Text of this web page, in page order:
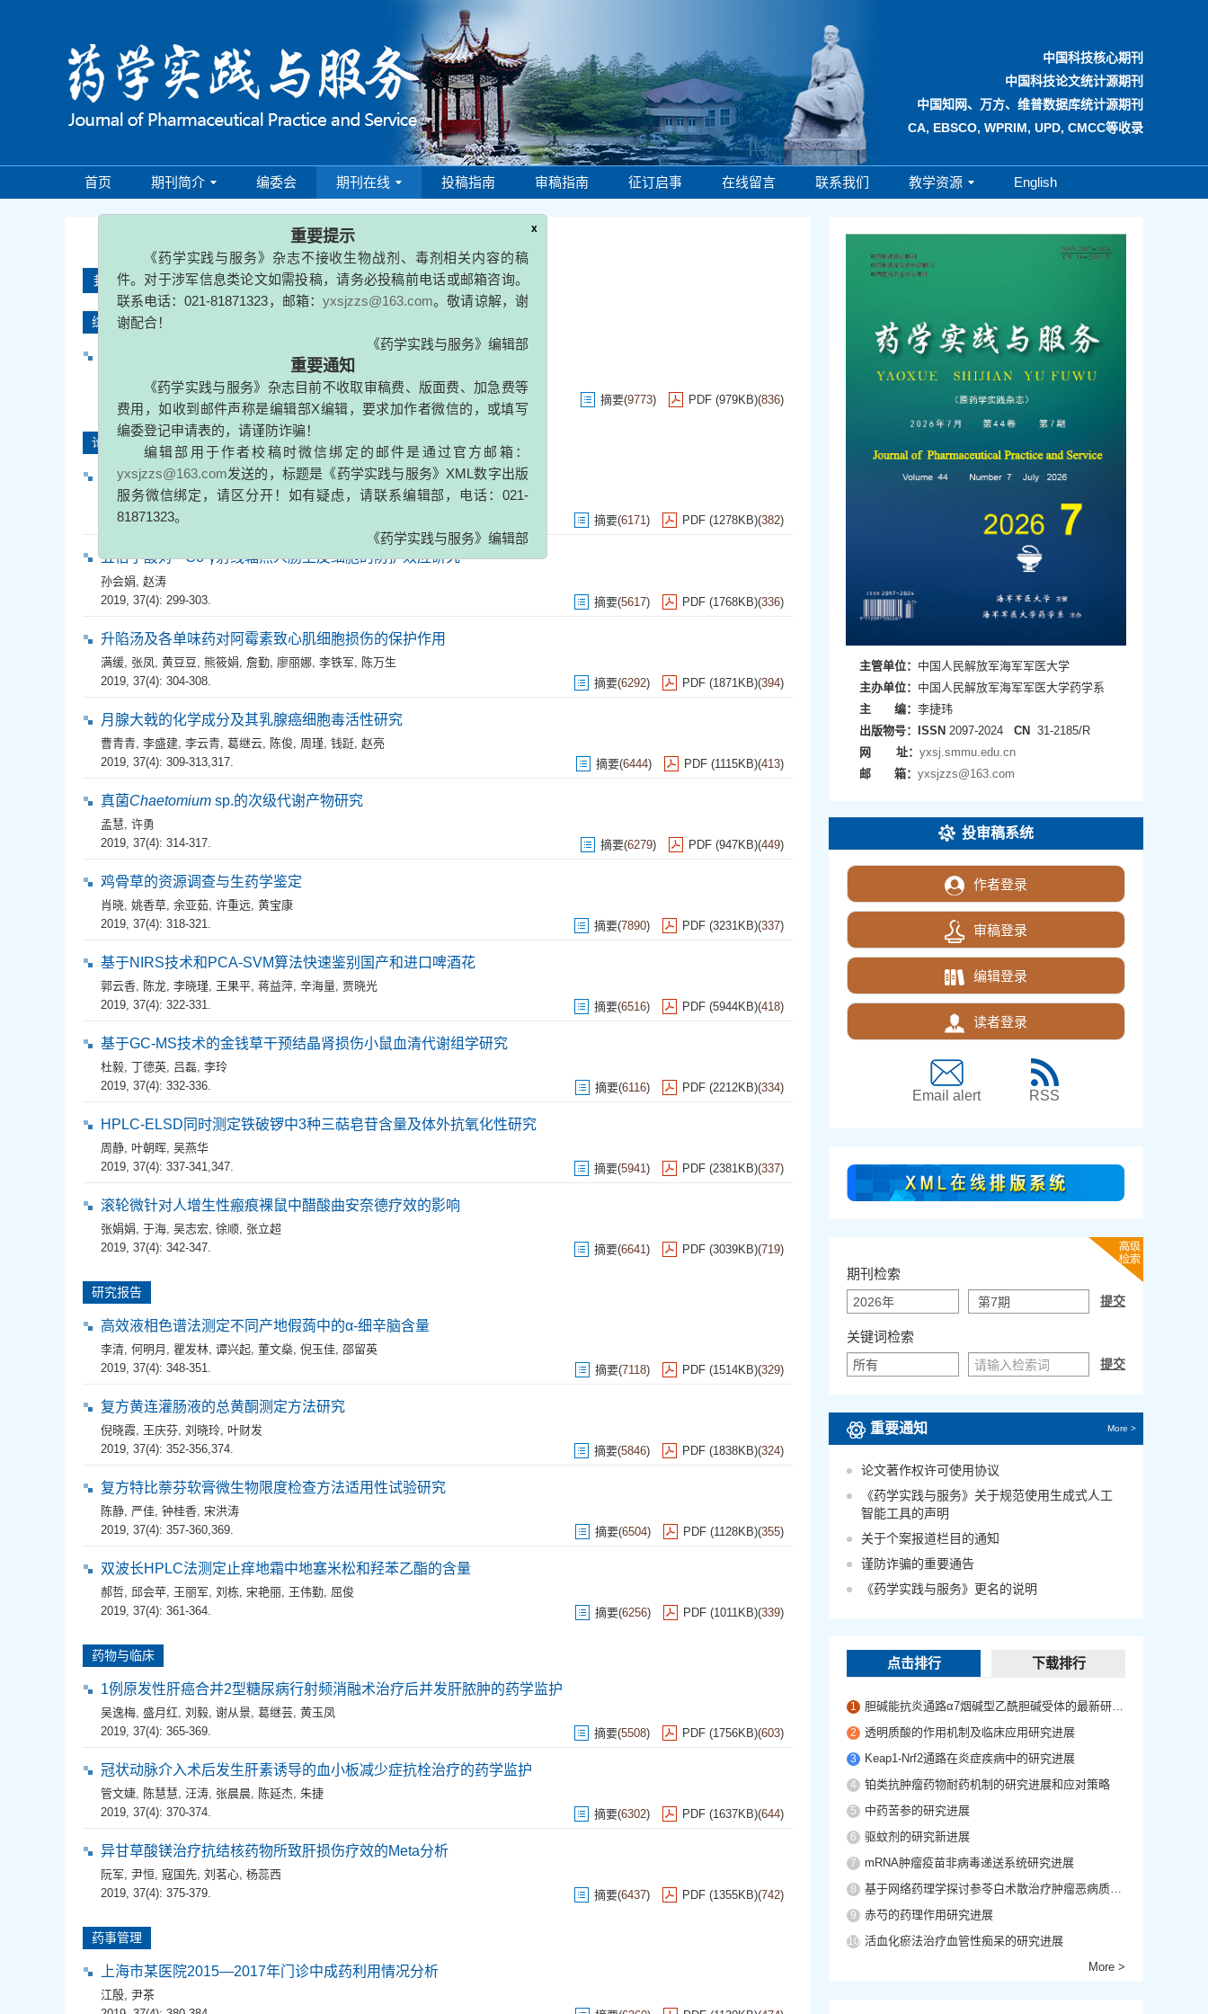
中国科技核心期刊
中国科技论文统计源期刊
中国知网、万方、维普数据库统计源期刊
CA, EBSCO, WPRIM, UPD, CMCC等收录
首页 期刊简介 编委会 期刊在线 投稿指南 审稿指南 征订启事 在线留言 联系我们 教学资源 English
x
《药学实践与服务》杂志不接收生物战剂、毒剂相关内容的稿
件。对于涉军信息类论文如需投稿，请务必投稿前电话或邮箱咨询。
联系电话：021-81871323，邮箱： yxsjzzs@163.com。敬请谅解，谢
谢配合！
重要通知
药学实践与服务》杂志目前不收取审稿费、版面费、加急费等
费用，如收到邮件声称是编辑部X编辑，要求加作者微信的，或填写
编委登记申请表的，请谨防诈骗！
编辑部用于作者校稿时微信绑定的邮件是通过官方邮箱：
yxsjzzs@163.com 发送的，标题是《药学实践与服务》XML数字出版
服务微信绑定，请区分开！如有疑虑，请联系编辑部，电话：021-
81871323。
封面
综述
异烟肼致肝损伤发病机制的研究进展
鲍婕
2019, 37(4): 289-293.
摘要(9773) PDF (979KB)(836)
论著
槟榔醇提物对H9C2心肌细胞的抗缺氧保护作用
赵安鹏,靳婷,王荣
2019, 37(4): 294-298.
摘要(6171) PDF (1278KB)(382)
五倍子酸对 Co-γ射线辐照人肠上皮细胞的防护效应研究
孙会娟, 赵涛
2019, 37(4): 299-303.
摘要(5617) PDF (1768KB)(336)
升陷汤及各单味药对阿霉素致心肌细胞损伤的保护作用
满缓, 张凤, 黄豆豆, 熊筱娟, 詹勤, 廖丽娜, 李铁军, 陈万生
2019, 37(4): 304-308.
摘要(6292) PDF (1871KB)(394)
月腺大戟的化学成分及其乳腺癌细胞毒活性研究
曹青青, 李盛建, 李云青, 葛继云, 陈俊, 周瑾, 钱跹, 赵亮
2019, 37(4): 309-313,317.
摘要(6444) PDF (1115KB)(413)
真菌Chaetomium sp.的次级代谢产物研究
孟慧, 许勇
2019, 37(4): 314-317.
摘要(6279) PDF (947KB)(449)
鸡骨草的资源调查与生药学鉴定
肖晓, 姚香草, 余亚茹, 许重远, 黄宝康
2019, 37(4): 318-321.
摘要(7890) PDF (3231KB)(337)
基于NIRS技术和PCA-SVM算法快速鉴别国产和进口啤酒花
郭云香, 陈龙, 李晓瑾, 王果平, 蒋益萍, 辛海量, 贾晓光
2019, 37(4): 322-331.
摘要(6516) PDF (5944KB)(418)
基于GC-MS技术的金钱草干预结晶肾损伤小鼠血清代谢组学研究
杜毅, 丁德英, 吕磊, 李玲
2019, 37(4): 332-336.
摘要(6116) PDF (2212KB)(334)
HPLC-ELSD同时测定铁破锣中3种三萜皂苷含量及体外抗氧化性研究
周静, 叶朝晖, 吴燕华
2019, 37(4): 337-341,347.
摘要(5941) PDF (2381KB)(337)
滚轮微针对人增生性瘢痕裸鼠中醋酸曲安奈德疗效的影响
张娟娟, 于海, 吴志宏, 徐顺, 张立超
2019, 37(4): 342-347.
摘要(6641) PDF (3039KB)(719)
研究报告
高效液相色谱法测定不同产地假蒟中的α-细辛脑含量
李清, 何明月 , 瞿发林, 谭兴起, 董文燊, 倪玉佳, 邵留英
2019, 37(4): 348-351.
摘要(7118) PDF (1514KB)(329)
复方黄连灌肠液的总黄酮测定方法研究
倪晓霞, 王庆芬, 刘晓玲, 叶财发
2019, 37(4): 352-356,374.
摘要(5846) PDF (1838KB)(324)
复方特比萘芬软膏微生物限度检查方法适用性试验研究
陈静, 严佳, 钟桂香, 宋洪涛
2019, 37(4): 357-360,369.
摘要(6504) PDF (1128KB)(355)
双波长HPLC法测定止痒地霜中地塞米松和羟苯乙酯的含量
郝哲, 邱会苹, 王丽军, 刘栋, 宋艳丽, 王伟勤, 屈俊
2019, 37(4): 361-364.
摘要(6256) PDF (1011KB)(339)
药物与临床
1例原发性肝癌合并2型糖尿病行射频消融术治疗后并发肝脓肿的药学监护
吴逸梅, 盛月红, 刘毅, 谢从景, 葛继芸, 黄玉凤
2019, 37(4): 365-369.
摘要(5508) PDF (1756KB)(603)
冠状动脉介入术后发生肝素诱导的血小板减少症抗栓治疗的药学监护
管文婕, 陈慧慧, 汪涛, 张晨晨, 陈延杰, 朱捷
2019, 37(4): 370-374.
摘要(6302) PDF (1637KB)(644)
异甘草酸镁治疗抗结核药物所致肝损伤疗效的Meta分析
阮军, 尹恒, 寇国先, 刘茗心, 杨蕊西
2019, 37(4): 375-379.
摘要(6437) PDF (1355KB)(742)
药事管理
上海市某医院2015—2017年门诊中成药利用情况分析
江殷, 尹茶
主管单位： 中国人民解放军海军军医大学
主办单位： 中国人民解放军海军军医大学药学系
主 编：李捷玮
出版物号：
ISSN 2097-2024 CN
31-2185/R
网 址：yxsj.smmu.edu.cn
邮 箱：yxsjzzs@163.com
投审稿系统
作者登录
审稿登录
编辑登录
读者登录
Email alert RSS
期刊检索
关键词检索
重要通知 More >
论文著作权许可使用协议
《药学实践与服务》关于规范使用生成式人工
智能工具的声明
关于个案报道栏目的通知
谨防诈骗的重要通告
《药学实践与服务》更名的说明
点击排行 下载排行
1 胆碱能抗炎通路α7烟碱型乙酰胆碱受体的最新研究进展
2 透明质酸的作用机制及临床应用研究进展
3 Keap1-Nrf2通路在炎症疾病中的研究进展
4 铂类抗肿瘤药物耐药机制的研究进展和应对策略
5 中药苦参的研究进展
6 驱蚊剂的研究新进展
7 mRNA肿瘤疫苗非病毒递送系统研究进展
8 基于网络药理学探讨参苓白术散治疗肿瘤恶病质的作用机制
9 赤芍的药理作用研究进展
10 活血化瘀法治疗血管性痴呆的研究进展
More >